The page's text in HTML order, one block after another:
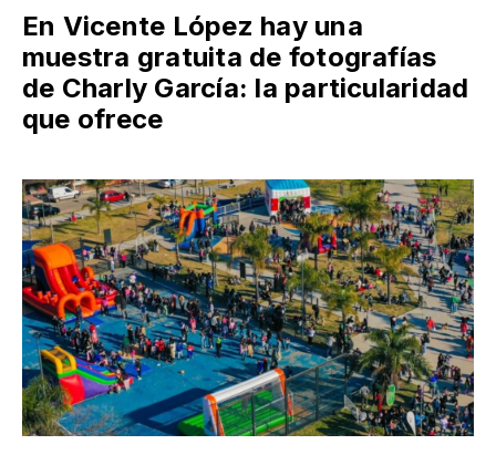
En Vicente López hay una
muestra gratuita de fotografías
de Charly García: la particularidad
que ofrece